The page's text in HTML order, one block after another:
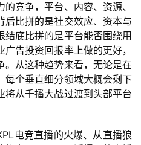
竞争，平台、内容、资源、
后比拼的是社交效应、资本与
底比拼的是平台能否围绕用
告投资回报率上做的更好，
。从这种趋势来看，无论是在
每个垂直细分领域大概会剩下
将从千播大战过渡到头部平台
电竞直播的火爆、从直播狼